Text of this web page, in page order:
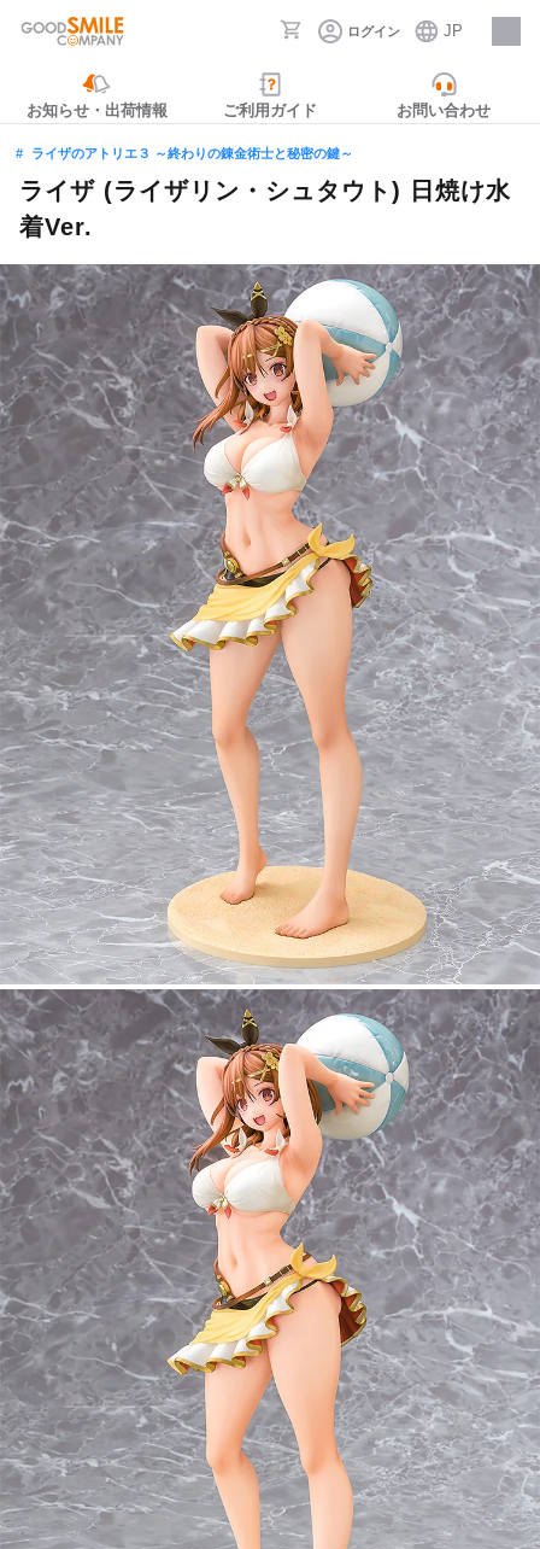
ログイン JP
採用情報
お知らせ・出荷情報 ご利用ガイド お問い合わせ
ライザのアトリエ３ ～終わりの錬金術士と秘密の鍵～
ライザ (ライザリン・シュタウト) 日焼け水
着Ver.